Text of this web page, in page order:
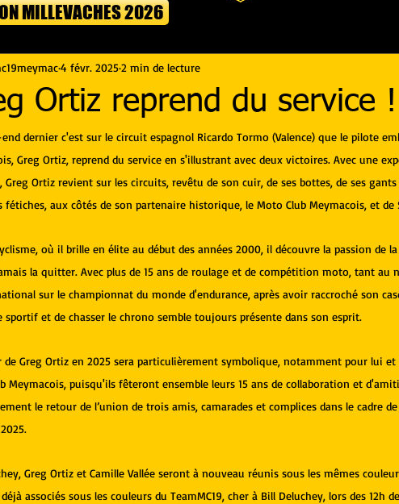
MILLEVACHES 2026
Ortiz reprend du service !
4 févr. 20252 min de lecture
dernier c'est sur le circuit espagnol Ricardo Tormo (Valence) que le pilote
Greg Ortiz, reprend du service en s'illustrant avec deux victoires. Avec une
Greg Ortiz revient sur les circuits, revêtu de son cuir, de ses bottes, de ses
fétiches, aux côtés de son partenaire historique, le Moto Club Meymacois, et de
où il brille en élite au début des années 2000, il découvre la passion de
la quitter. Avec plus de 15 ans de roulage et de compétition moto, tant au
sur le championnat du monde d'endurance, après avoir raccroché son
sportif et de chasser le chrono semble toujours présente dans son esprit.
de Greg Ortiz en 2025 sera particulièrement symbolique, notamment pour lui et
Meymacois, puisqu'ils fêteront ensemble leurs 15 ans de collaboration et
le retour de l’union de trois amis, camarades et complices dans le cadre
Greg Ortiz et Camille Vallée seront à nouveau réunis sous les mêmes
associés sous les couleurs du TeamMC19, cher à Bill Deluchey, lors des 12h